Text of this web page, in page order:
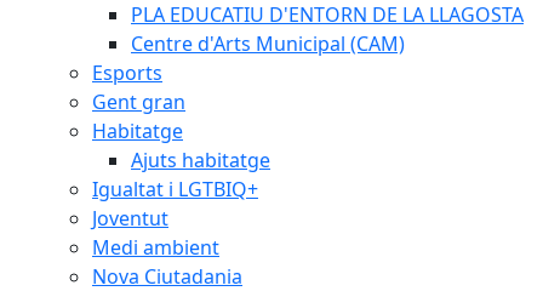
PLA EDUCATIU D'ENTORN DE LA LLAGOSTA
Centre d'Arts Municipal (CAM)
Esports
Gent gran
Habitatge
Ajuts habitatge
Igualtat i LGTBIQ+
Joventut
Medi ambient
Nova Ciutadania